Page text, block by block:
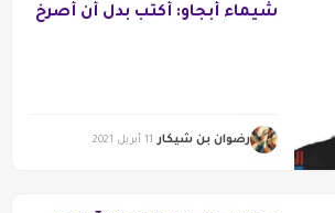
شيماء أبجاو: أكتب بدل أن أصرخ
رضوان بن شيكار 11 أبريل 2021